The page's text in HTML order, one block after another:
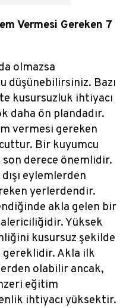
Vermesi Gereken 7
olmazsa
düşünebilirsiniz. Bazı
kusursuzluk ihtiyacı
daha ön plandadır.
vermesi gereken
Bir kuyumcu
derece önemlidir.
eylemlerden
yerlerdendir.
akla gelen bir
Yüksek
kusursuz şekilde
gereklidir. Akla ilk
olabilir ancak,
eğitim
ihtiyacı yüksektir.